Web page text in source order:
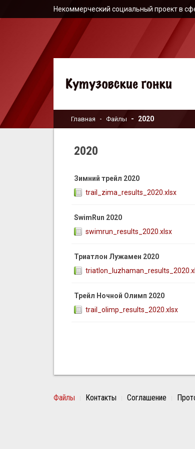
Некоммерческий социальный проект в
Главная Файлы 2020
2020
Зимний трейл 2020
trail_zima_results_2020.xlsx
SwimRun 2020
swimrun_results_2020.xlsx
Триатлон Лужамен 2020
Трейл Ночной Олимп 2020
trail_olimp_results_2020.xlsx
Файлы Контакты Соглашение